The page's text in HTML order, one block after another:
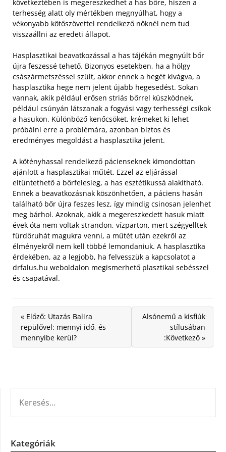
következtében is megereszkedhet a has bőre, hiszen a
terhesség alatt oly mértékben megnyúlhat, hogy a
vékonyabb kötőszövettel rendelkező nőknél nem tud
visszaállni az eredeti állapot.
Hasplasztikai beavatkozással a has tájékán megnyúlt bőr
újra feszessé tehető. Bizonyos esetekben, ha a hölgy
császármetszéssel szült, akkor ennek a hegét kivágva, a
hasplasztika hege nem jelent újabb hegesedést. Sokan
vannak, akik például erősen striás bőrrel küszködnek,
például csúnyán látszanak a fogyási vagy terhességi csíkok
a hasukon. Különböző kenőcsöket, krémeket ki lehet
próbálni erre a problémára, azonban biztos és
eredményes megoldást a hasplasztika jelent.
A kötényhassal rendelkező pácienseknek kimondottan
ajánlott a hasplasztikai műtét. Ezzel az eljárással
eltüntethető a bőrfelesleg, a has esztétikussá alakítható.
Ennek a beavatkozásnak köszönhetően, a páciens hasán
található bőr újra feszes lesz, így mindig csinosan jelenhet
meg bárhol. Azoknak, akik a megereszkedett hasuk miatt
évek óta nem voltak strandon, vízparton, mert szégyelltek
fürdőruhát magukra venni, a műtét után ezekről az
élményekről nem kell többé lemondaniuk. A hasplasztika
érdekében, az a legjobb, ha felvesszük a kapcsolatot a
drfalus.hu weboldalon megismerhető plasztikai sebésszel
és csapatával.
« Előző: Utazás Balira
repülővel: mennyi idő, és
mennyibe kerül?
Alsónemű a kisfiúk
stílusában
:Következő »
Kategóriák